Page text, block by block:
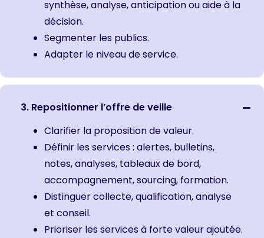
synthèse, analyse, anticipation ou aide à la
décision.
Segmenter les publics.
Adapter le niveau de service.
3. Repositionner l’offre de veille
Clarifier la proposition de valeur.
Définir les services : alertes, bulletins,
notes, analyses, tableaux de bord,
accompagnement, sourcing, formation.
Distinguer collecte, qualification, analyse
et conseil.
Prioriser les services à forte valeur ajoutée.